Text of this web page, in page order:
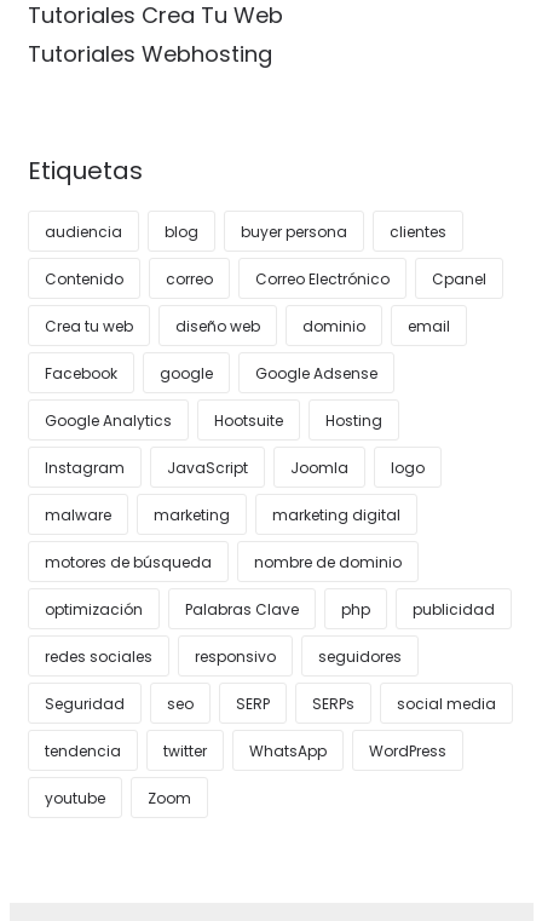
Tutoriales Crea Tu Web
Tutoriales Webhosting
Etiquetas
audiencia blog buyer persona clientes
Contenido correo Correo Electrónico Cpanel
Crea tu web diseño web dominio email
Facebook google Google Adsense
Google Analytics Hootsuite Hosting
Instagram JavaScript Joomla logo
malware marketing marketing digital
motores de búsqueda nombre de dominio
optimización Palabras Clave php publicidad
redes sociales responsivo seguidores
Seguridad seo SERP SERPs social media
tendencia twitter WhatsApp WordPress
youtube Zoom